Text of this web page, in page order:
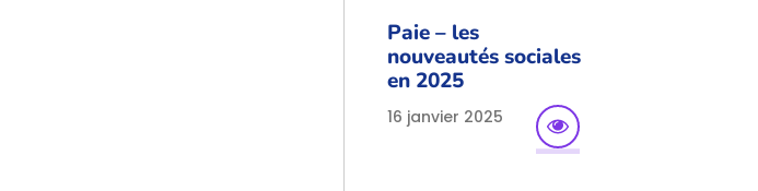
Paie – les
nouveautés sociales
en 2025
16 janvier 2025